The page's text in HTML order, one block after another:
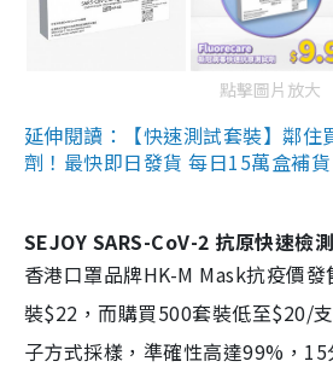
點擊圖片放大
延伸閱讀：【快速測試套裝】鄰住
劑！最快即日發貨 每日15萬盒補貨
SEJOY SARS-CoV-2 抗原快速檢測
香港口罩品牌HK-M Mask抗疫價
裝$22，而購買500套裝低至$20/
子方式採樣，準確性高達99%，